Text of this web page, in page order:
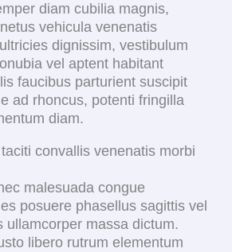
diam cubilia magnis,
vehicula venenatis
dignissim, vestibulum
vel aptent habitant
faucibus parturient suscipit
ad rhoncus, potenti fringilla
diam.
convallis venenatis morbi
malesuada congue
posuere phasellus sagittis vel
ullamcorper massa dictum.
libero rutrum elementum